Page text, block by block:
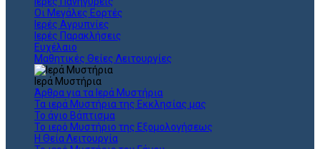
Οι Μεγάλες Εορτές
Ιερές Αγρυπνίες
Ιερές Παρακλήσεις
Ευχέλαιο
Μαθητικές Θείες Λειτουργίες
Ιερά Μυστήρια
Άρθρα για τα Ιερά Μυστήρια
Τα ιερά Μυστήρια της Εκκλησίας μας
Το άγιο Βάπτισμα
Το ιερό Μυστήριο της Εξομολογήσεως
Η Θεία Λειτουργία